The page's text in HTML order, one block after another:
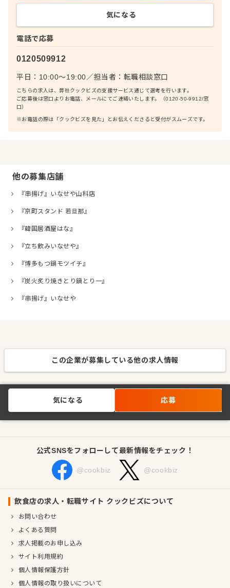
電話で応募
0120509912
平日：10:00〜19:00／担当者： 転職相談窓口
こちらの求人は、弊社クックビズの支援サービス通じて選考を行います。
ご応募後は窓口よりお電話、メールにてご連絡いたします。（0120-50-9912/窓
口）
※お電話の際は「クックビズを見た」とお伝えくださると受付がスムーズです。
気になる
他の募集店舗
『串揚げ』いなせや山科店
『京町スタンド 若旦那』
『韓国居酒屋はな』
『立ち飲みいなせや』
『博多もつ鍋モツイチ』
『炭火炙り焼きとり鍋とり一』
『串揚げ』いなせや
この企業が募集している他の求人情報
気になる 応募
公式SNSをフォローして最新情報をチェック！
@cookbiz @cookbiz
飲食店の求人・転職サイト クックビズについて
お問い合わせ
よくある質問
求人掲載のお申し込み
サイト利用規約
個人情報保護方針
個人情報の取り扱いについて